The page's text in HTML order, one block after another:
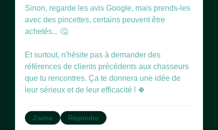
Sinon, regarde les avis Google, mais prends-les
avec des pincettes, certains peuvent être
achetés... 🤔
Et surtout, n'hésite pas à demander des
références de clients précédents aux chasseurs
que tu rencontres. Ça te donnera une idée de
leur sérieux et de leur efficacité ! 🍀
J'aime Répondre